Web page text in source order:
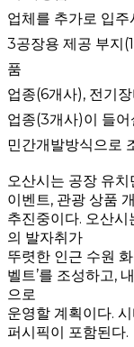
업체를 추가로 입
3공장용 제공 부지
품
업종(6개사), 전기
업종(3개사)이 들
민간개발방식으로
오산시는 공장 유
이벤트, 관광 상품
추진중이다. 오산
의 발자취가
뚜렷한 인근 수원
벨트’를 조성하고,
으로
운영할 계획이다.
퍼시픽이 포함된다.